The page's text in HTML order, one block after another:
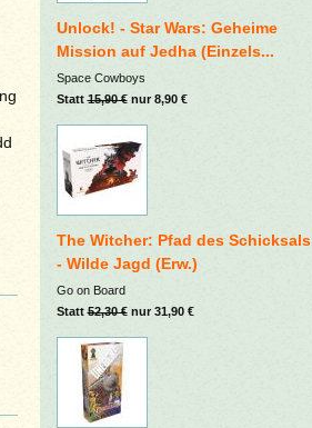
Unlock! - Star Wars: Geheime
Mission auf Jedha (Einzels...
Space Cowboys
Statt15,90 €nur 8,90 €
The Witcher: Pfad des Schicksals
- Wilde Jagd (Erw.)
Go on Board
Statt52,30 €nur 31,90 €